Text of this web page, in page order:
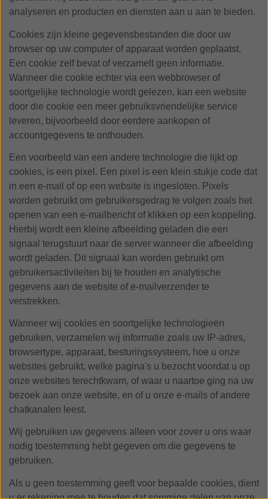
analyseren en producten en diensten aan u aan te bieden.
Cookies zijn kleine gegevensbestanden die door uw
browser op uw computer of apparaat worden geplaatst.
Een cookie zelf bevat of verzamelt geen informatie.
Wanneer die cookie echter via een webbrowser of
soortgelijke technologie wordt gelezen, kan een website
door die cookie een meer gebruiksvriendelijke service
leveren, bijvoorbeeld door eerdere aankopen of
accountgegevens te onthouden.
Een voorbeeld van een andere technologie die lijkt op
cookies, is een pixel. Een pixel is een klein stukje code dat
in een e-mail of op een website is ingesloten. Pixels
worden gebruikt om gebruikersgedrag te volgen zoals het
openen van een e-mailbericht of klikken op een koppeling.
Hierbij wordt een kleine afbeelding geladen die een
signaal terugstuurt naar de server wanneer die afbeelding
wordt geladen. Dit signaal kan worden gebruikt om
gebruikersactiviteiten bij te houden en analytische
gegevens aan de website of e-mailverzender te
verstrekken.
Wanneer wij cookies en soortgelijke technologieën
gebruiken, verzamelen wij informatie zoals uw IP-adres,
browsertype, apparaat, besturingssysteem, hoe u onze
websites gebruikt, welke pagina's u bezocht voordat u op
onze websites terechtkwam, of waar u naartoe ging na uw
bezoek aan onze website, en of u onze e-mails of andere
chatkanalen leest.
Wij gebruiken uw gegevens alleen voor zover u ons waar
nodig toestemming hebt gegeven om die gegevens te
gebruiken.
Als u geen toestemming geeft voor bepaalde cookies, dient